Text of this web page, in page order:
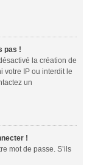
pas !
la création de
votre IP ou interdit le
un
!
mot de passe. S’ils